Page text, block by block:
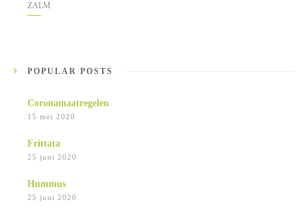
ZALM
POPULAR POSTS
Coronamaatregelen
15 mei 2020
Frittata
25 juni 2020
Hummus
25 juni 2020